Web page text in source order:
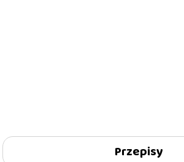
Przepisy